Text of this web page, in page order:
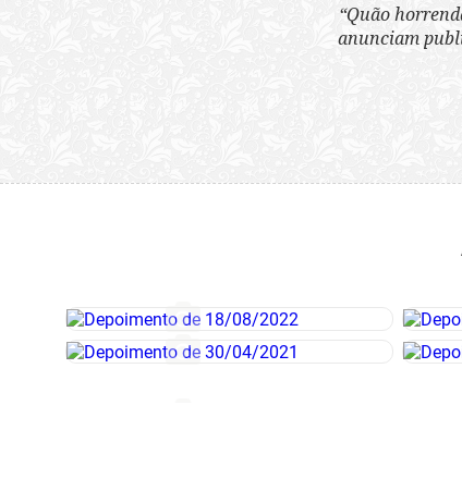
“Quão
anunciam